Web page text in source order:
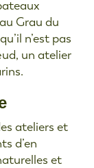
Grau du
n’est pas
un atelier
ateliers et
d’en
et